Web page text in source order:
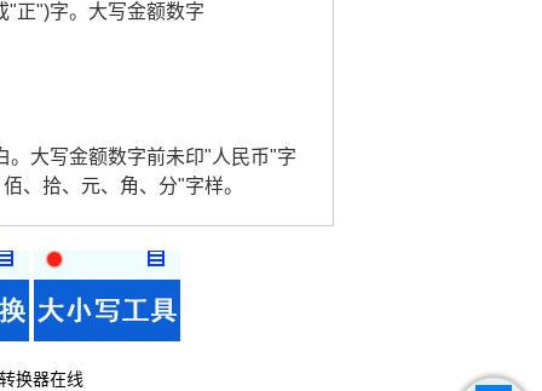
"正")字。大写金额数字
。大写金额数字前未印"人民币"字
、拾、元、角、分"字样。
换器在线